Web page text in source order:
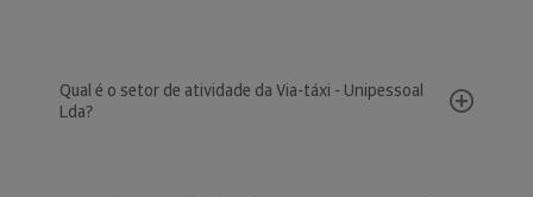
Qual é o setor de atividade da Via-táxi - Unipessoal
Lda?